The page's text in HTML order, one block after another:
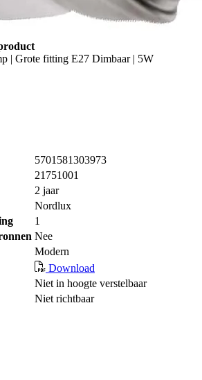
| Grote fitting E27 Dimbaar | 5W
5701581303973
21751001
2 jaar
Nordlux
1
Nee
Modern
Download
Niet in hoogte verstelbaar
Niet richtbaar